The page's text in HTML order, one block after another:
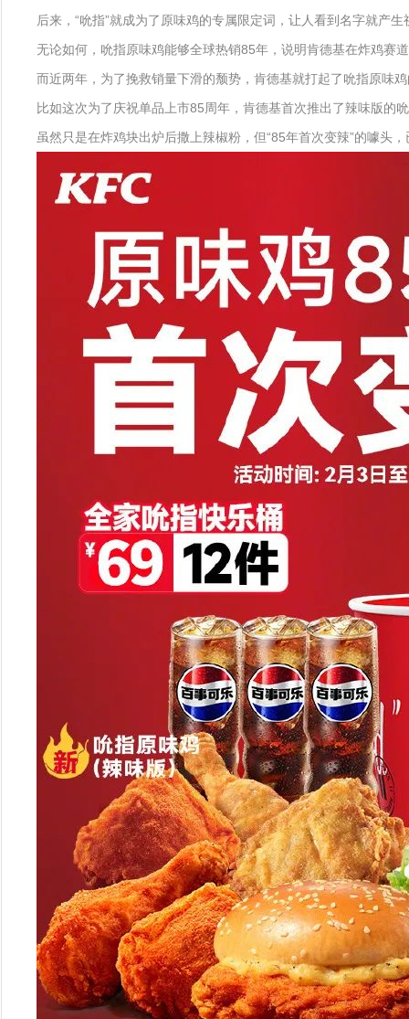
后来，“吮指”就成为了原味鸡的专属限定词，让人看到名字就产
无论如何，吮指原味鸡能够全球热销85年，说明肯德基在炸鸡赛
而近两年，为了挽救销量下滑的颓势，肯德基就打起了吮指原味
比如这次为了庆祝单品上市85周年，肯德基首次推出了辣味版的
虽然只是在炸鸡块出炉后撒上辣椒粉，但“85年首次变辣”的噱头